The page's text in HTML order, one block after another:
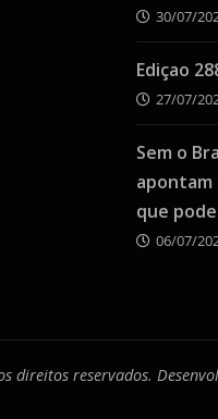
30/07/
Ediçao
27/07/
Sem o
apontam
que
06/07/
direitos reservados.